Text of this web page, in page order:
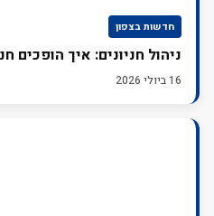
חדשות בצפון
ניהול חניונים: איך הופכים
16 ביולי 2026